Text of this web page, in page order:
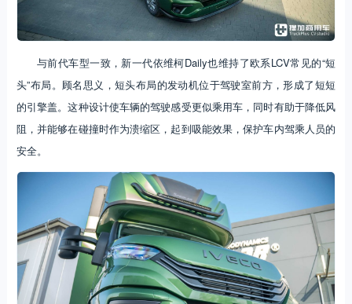
与前代车型一致，新一代依维柯Daily也维持了欧系LCV常见的“短
头”布局。顾名思义，短头布局的发动机位于驾驶室前方，形成了短短
的引擎盖。这种设计使车辆的驾驶感受更似乘用车，同时有助于降低风
阻，并能够在碰撞时作为溃缩区，起到吸能效果，保护车内驾乘人员的
安全。